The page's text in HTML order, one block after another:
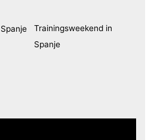
Trainingsweekend in
Spanje